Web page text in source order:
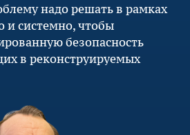
надо решать в рамках
и системно, чтобы
безопасность
в реконструируемых